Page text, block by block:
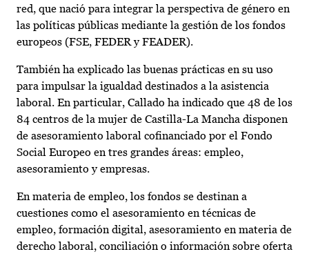
red, que nació para integrar la perspectiva de género en
las políticas públicas mediante la gestión de los fondos
europeos (FSE, FEDER y FEADER).
También ha explicado las buenas prácticas en su uso
para impulsar la igualdad destinados a la asistencia
laboral. En particular, Callado ha indicado que 48 de los
84 centros de la mujer de Castilla-La Mancha disponen
de asesoramiento laboral cofinanciado por el Fondo
Social Europeo en tres grandes áreas: empleo,
asesoramiento y empresas.
En materia de empleo, los fondos se destinan a
cuestiones como el asesoramiento en técnicas de
empleo, formación digital, asesoramiento en materia de
derecho laboral, conciliación o información sobre oferta